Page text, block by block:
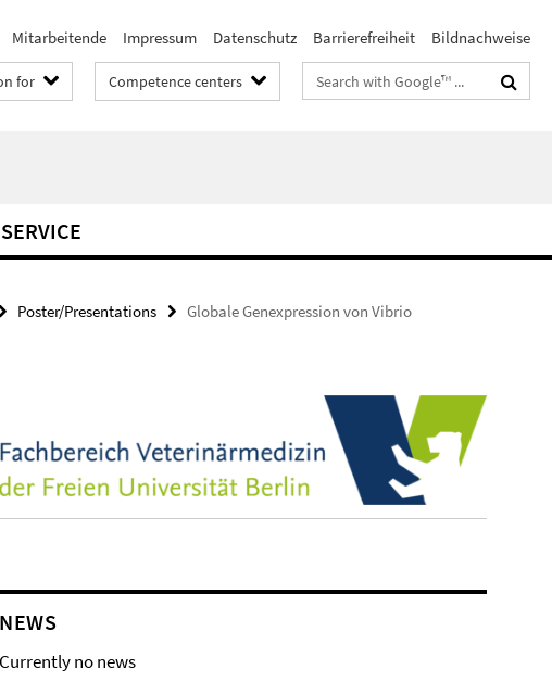
Mitarbeitende Impressum Datenschutz Barrierefreiheit Bildnachweise
for Competence centers
Search
terms
SERVICE
Poster/Presentations
Globale Genexpression von Vibrio
NEWS
Currently no news